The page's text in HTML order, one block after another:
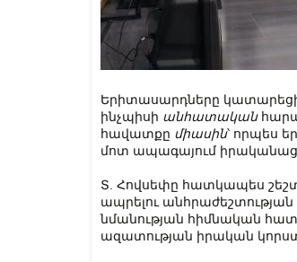
Երիտասարդները
ինչպիսի անհատական
հավատքը միասին՝ որպես
մոտ ապագայում
Տ. Հովսեփը հատկապես
ապրելու
նմանության հիմնական
ազատության իրական